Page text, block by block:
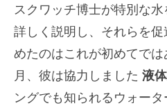
スクワッチ博士が特別な
詳しく説明し、それらを
めたのはこれが初めてで
月、彼は協力しました 液体
ングでも知られるウォー